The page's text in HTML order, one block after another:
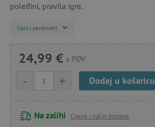
poleđini, pravila igre.
Opis i parametri
24,99 € s PDV
+
- Dodaj u košaricu
Na zalihi Cijene i način dostave